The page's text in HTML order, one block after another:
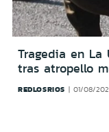
Tragedia en
tras atropello
REDLOSRIOS 01/08/